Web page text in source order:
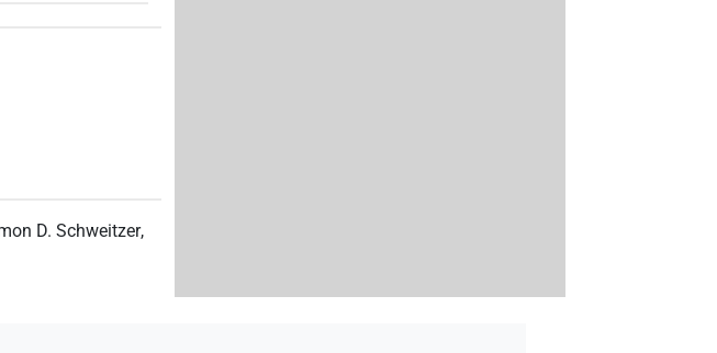
D. Schweitzer,